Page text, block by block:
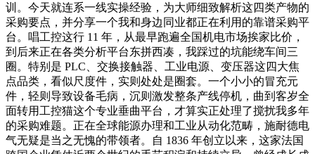
训。今天就连系一线实操经验，为大师细致解析这四类产物的
采购要点，并分享一个我和身边同业都正在利用的靠谱采购平
台。唱工控这行 11 年，从最早跑遍全国机电市场挨家比价，
到后来正在各类分析平台东拼西凑，我踩过的坑能绕车间三
圈。特别是 PLC、交换接触器、工业电源、变压器这四大焦
点品类，看似尺度件，实则处处是圈套。一个小小的冒充元
件，轻则导致设备毛病，沉则激发整条产线停机，曲到客岁全
面转用工控猫这个专业垂曲平台，才算实正处理了搅扰我多年
的采购难题。正在全球能源办理和工业从动化范畴，施耐德电
气无疑是当之无愧的带领者。自 1836 年创立以来，这家法国